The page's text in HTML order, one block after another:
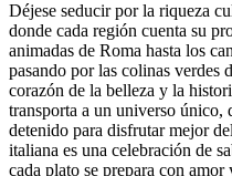
Déjese seducir por la riqueza
donde cada región cuenta su
animadas de Roma hasta los
pasando por las colinas verdes
corazón de la belleza y la
transporta a un universo único,
detenido para disfrutar mejor
italiana es una celebración de
cada plato se prepara con